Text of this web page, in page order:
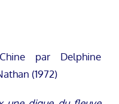
par Delphine
(1972)